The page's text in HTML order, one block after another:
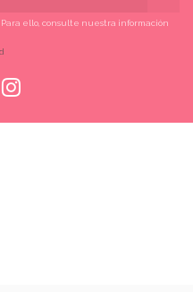
ello, consulte nuestra información